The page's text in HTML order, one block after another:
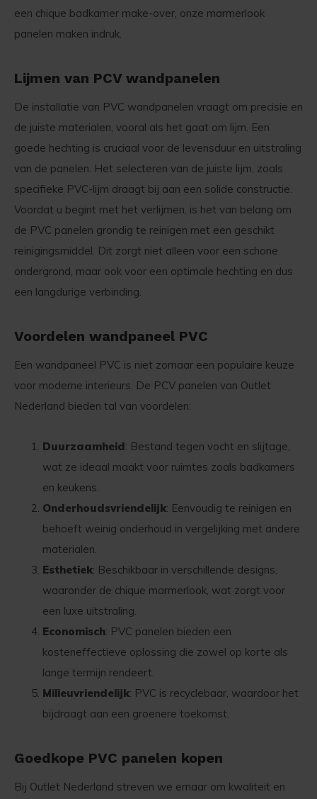
een chique badkamer make-over, onze marmerlook
panelen maken indruk.
Lijmen van PCV wandpanelen
De installatie van PVC wandpanelen vraagt om precisie en
de juiste materialen, vooral als het gaat om lijm. Een
goede hechting is cruciaal voor de levensduur en uitstraling
van de panelen. Het selecteren van de juiste lijm, zoals
specifieke PVC-lijm draagt bij aan een solide constructie.
Voordat u begint met het verlijmen, is het van belang om
de PVC panelen grondig te reinigen met een geschikt
reinigingsmiddel. Dit zorgt niet alleen voor een schone
ondergrond, maar ook voor een optimale hechting en dus
een langdurige verbinding.
Voordelen wandpaneel PVC
Een wandpaneel PVC is niet zomaar een populaire keuze
voor moderne interieurs. De PCV panelen van Outlet
Nederland bieden tal van voordelen:
Duurzaamheid: Bestand tegen vocht en slijtage,
wat ze ideaal maakt voor ruimtes zoals badkamers
en keukens.
Onderhoudsvriendelijk: Eenvoudig te reinigen en
behoeft weinig onderhoud in vergelijking met andere
materialen.
Esthetiek: Beschikbaar in verschillende designs,
waaronder de chique marmerlook, wat zorgt voor
een luxe uitstraling.
Economisch: PVC panelen bieden een
kosteneffectieve oplossing die zowel op korte als
lange termijn rendeert.
Milieuvriendelijk: PVC is recyclebaar, waardoor het
bijdraagt aan een groenere toekomst.
Goedkope PVC panelen kopen
Bij Outlet Nederland streven we ernaar om kwaliteit en